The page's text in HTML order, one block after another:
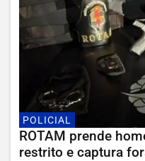
POLICIAL
ROTAM prende
restrito e captura